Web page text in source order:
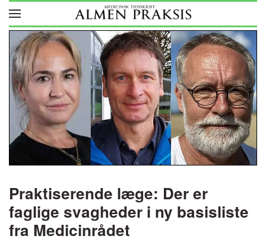
Skip to main content
Praktiserende læge: Der er
faglige svagheder i ny basisliste
fra Medicinrådet